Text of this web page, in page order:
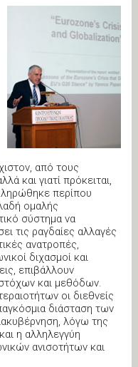
από τους
και γιατί πρόκειται,
περίπου
ομαλής
σύστημα να
τις ραγδαίες αλλαγές
ανατροπές,
διχασμοί και
επιβάλλουν
και μεθόδων.
οι διεθνείς
διάσταση των
λόγω της
η αλληλεγγύη
ανισοτήτων και